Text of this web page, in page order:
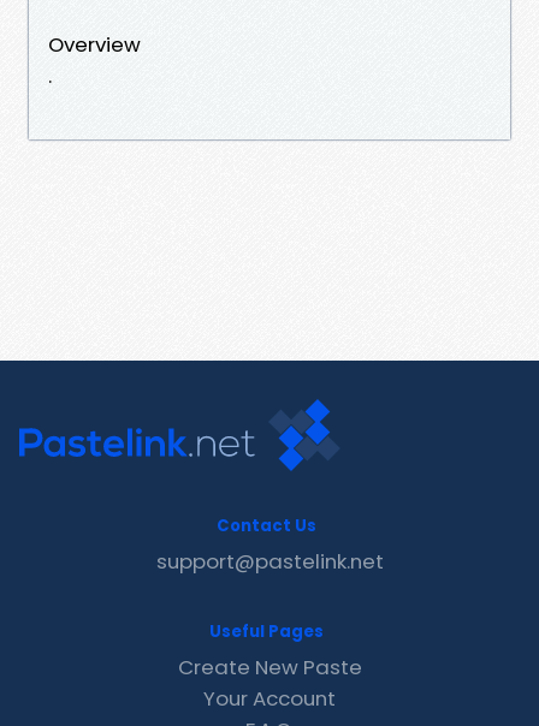
Overview
.
Contact Us
support@pastelink.net
Useful Pages
Create New Paste
Your Account